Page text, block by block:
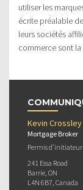
utiliser les
écrite préalable
leurs sociétés
commerce sont
Kevin Crossley
Mortgage Broker
Permis
241 Essa Road
Barrie, ON
L4N 6B7, Canada